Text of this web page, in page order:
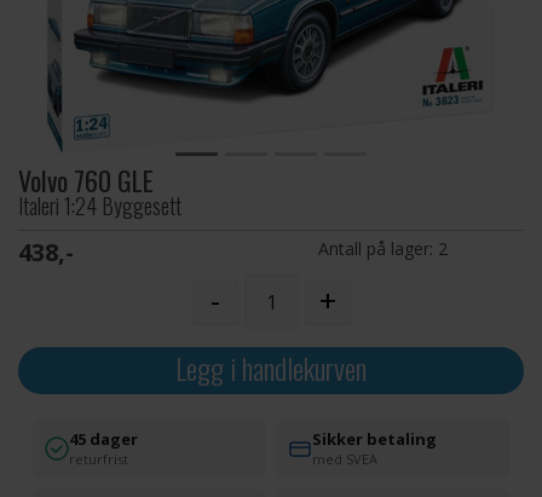
Volvo 760 GLE
Italeri 1:24 Byggesett
438,- Antall på lager: 2
- +
Legg i handlekurven
45 dager
returfrist
Sikker betaling
med SVEA